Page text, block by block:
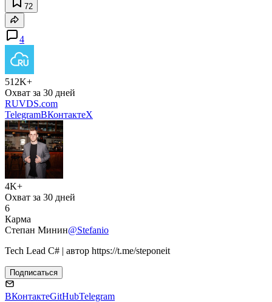
72
4
512K+
Охват за 30 дней
RUVDS.com
TelegramВКонтактеX
4K+
Охват за 30 дней
6
Карма
Степан Минин@Stefanio
Tech Lead C# | автор https://t.me/steponeit
Подписаться
ВКонтактеGitHubTelegram